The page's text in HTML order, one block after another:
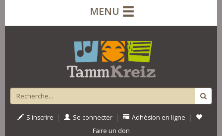
MENU
S'inscrire | Se connecter | Adhésion en ligne |
Faire un don